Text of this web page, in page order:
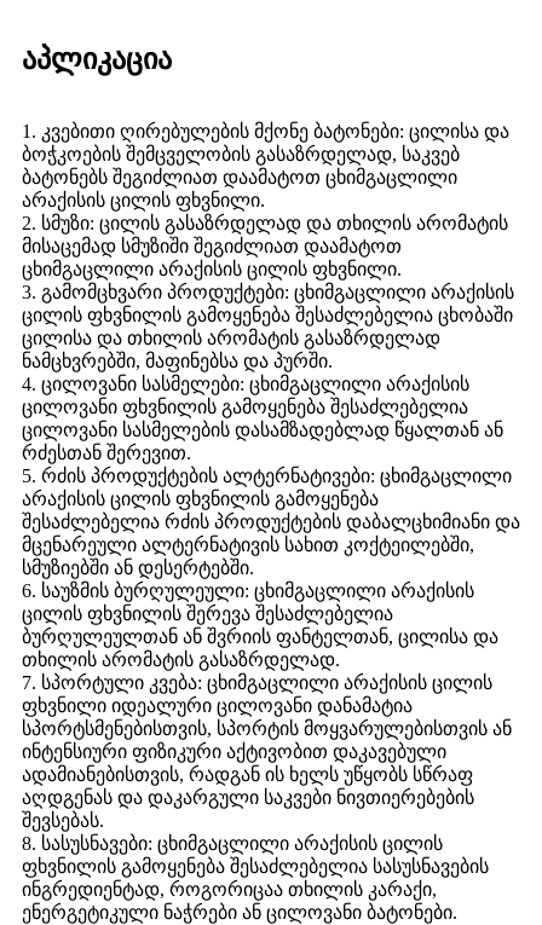
აპლიკაცია
1. კვებითი ღირებულების მქონე ბატონები: ცილისა და
ბოჭკოების შემცველობის გასაზრდელად, საკვებ
ბატონებს შეგიძლიათ დაამატოთ ცხიმგაცლილი
არაქისის ცილის ფხვნილი.
2. სმუზი: ცილის გასაზრდელად და თხილის არომატის
მისაცემად სმუზიში შეგიძლიათ დაამატოთ
ცხიმგაცლილი არაქისის ცილის ფხვნილი.
3. გამომცხვარი პროდუქტები: ცხიმგაცლილი არაქისის
ცილის ფხვნილის გამოყენება შესაძლებელია ცხობაში
ცილისა და თხილის არომატის გასაზრდელად
ნამცხვრებში, მაფინებსა და პურში.
4. ცილოვანი სასმელები: ცხიმგაცლილი არაქისის
ცილოვანი ფხვნილის გამოყენება შესაძლებელია
ცილოვანი სასმელების დასამზადებლად წყალთან ან
რძესთან შერევით.
5. რძის პროდუქტების ალტერნატივები: ცხიმგაცლილი
არაქისის ცილის ფხვნილის გამოყენება
შესაძლებელია რძის პროდუქტების დაბალცხიმიანი და
მცენარეული ალტერნატივის სახით კოქტეილებში,
სმუზიებში ან დესერტებში.
6. საუზმის ბურღულეული: ცხიმგაცლილი არაქისის
ცილის ფხვნილის შერევა შესაძლებელია
ბურღულეულთან ან შვრიის ფანტელთან, ცილისა და
თხილის არომატის გასაზრდელად.
7. სპორტული კვება: ცხიმგაცლილი არაქისის ცილის
ფხვნილი იდეალური ცილოვანი დანამატია
სპორტსმენებისთვის, სპორტის მოყვარულებისთვის ან
ინტენსიური ფიზიკური აქტივობით დაკავებული
ადამიანებისთვის, რადგან ის ხელს უწყობს სწრაფ
აღდგენას და დაკარგული საკვები ნივთიერებების
შევსებას.
8. სასუსნავები: ცხიმგაცლილი არაქისის ცილის
ფხვნილის გამოყენება შესაძლებელია სასუსნავების
ინგრედიენტად, როგორიცაა თხილის კარაქი,
ენერგეტიკული ნაჭრები ან ცილოვანი ბატონები.